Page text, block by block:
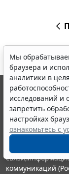
Мы
браузера и
аналитики в
исследований и
запретить
настройках
ознакомьтесь с
© ООО "НПП
выпускается с
являются
информации
Портал
издания
коммуникаций